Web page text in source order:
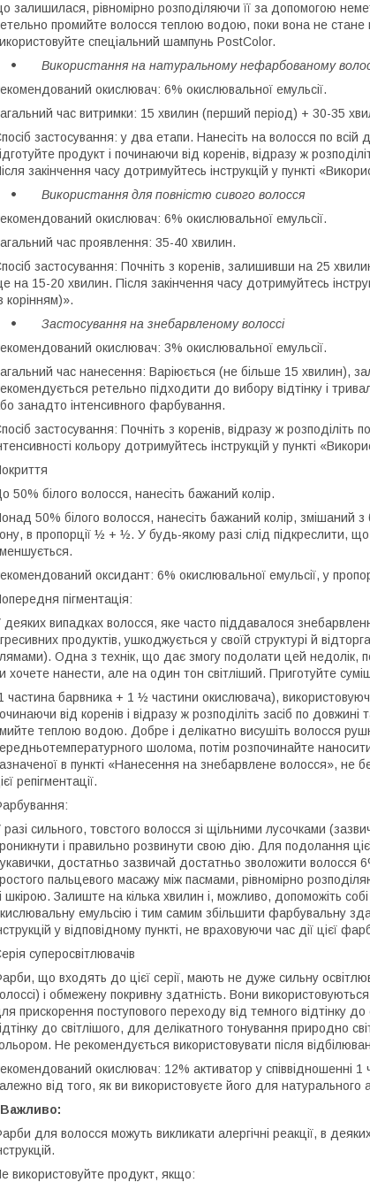
залишилася, рівномірно розподіляючи її за допомогою
промийте волосся теплою водою, поки вона не стане
спеціальний шампунь PostColor.
Використання на натуральному нефарбованому
окислювач: 6% окислювальної емульсії.
час витримки: 15 хвилин (перший період) + 30-35
застосування: у два етапи. Нанесіть на волосся по
продукт і починаючи від коренів, відразу ж
закінчення часу дотримуйтесь інструкцій у пункті
Використання для повністю сивого волосся
окислювач: 6% окислювальної емульсії.
час проявлення: 35-40 хвилин.
застосування: Почніть з коренів, залишивши на 25
на 15-20 хвилин. Після закінчення часу дотримуйтесь
корінням)».
Застосування на знебарвленому волоссі
окислювач: 3% окислювальної емульсії.
час нанесення: Варіюється (не більше 15 хвилин),
ретельно підходити до вибору відтінку і
занадто інтенсивного фарбування.
застосування: Почніть з коренів, відразу ж розподіліть
кольору дотримуйтесь інструкцій у пункті
50% білого волосся, нанесіть бажаний колір.
50% білого волосся, нанесіть бажаний колір, змішаний
в пропорції ½ + ½. У будь-якому разі слід підкреслити,
оксидант: 6% окислювальної емульсії, у
пігментація:
деяких випадках волосся, яке часто піддавалося
продуктів, ушкоджується у своїй структурі й
Одна з технік, що дає змогу подолати цей недолік,
хочете нанести, але на один тон світліший. Приготуйте
частина барвника + 1 ½ частини окислювача),
від коренів і відразу ж розподіліть засіб по
теплою водою. Добре і делікатно висушіть волосся
шолома, потім розпочинайте
в пункті «Нанесення на знебарвлене волосся», не
репігментації.
разі сильного, товстого волосся зі щільними лусочками
і правильно розвинути свою дію. Для подолання
достатньо зазвичай достатньо зволожити волосся
пальцевого масажу між пасмами, рівномірно
шкірою. Залиште на кілька хвилин і, можливо, допоможіть
емульсію і тим самим збільшити фарбувальну
у відповідному пункті, не враховуючи час дії цієї
суперосвітлювачів
що входять до цієї серії, мають не дуже сильну
і обмежену покривну здатність. Вони
прискорення поступового переходу від темного відтінку
до світлішого, для делікатного тонування природно
Не рекомендується використовувати після
окислювач: 12% активатор у співвідношенні
від того, як ви використовуєте його для
для волосся можуть викликати алергічні реакції, в
використовуйте продукт, якщо: